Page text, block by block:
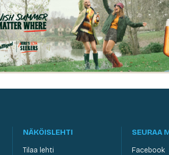
NÄKÖISLEHTI
Tilaa lehti
SEURAA
Facebook